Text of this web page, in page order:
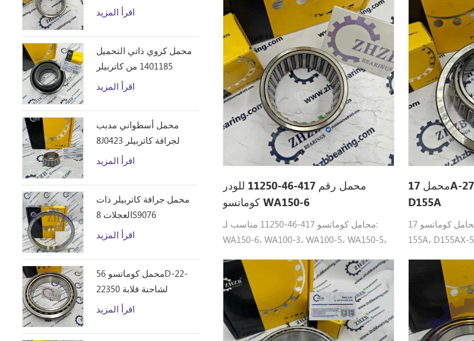
محمل رقم 417-46-11250 للودر
كوماتسو WA150-6
محامل كوماتسو 417-46-11250 مناسب لـ:
WA150-6، WA100-3، WA100-5، WA150-5،
محمل 17A-27-11310 لـ Komatsu
D155A
محامل كوماتسو 17A-27-11310 مناسب لـ: د
155A، D155AX-5
اقرأ المزيد
محمل كروي ذاتي التحميل
1401185 من كاتربيلر
اقرأ المزيد
محمل أسطواني مدبب
8J0423 لجرافة كاتربيلر
D10R
اقرأ المزيد
محمل جرافة كاتربيلر ذات
العجلات 8S9076
اقرأ المزيد
محمل كوماتسو 56D-22-
22350 لشاحنة قلابة
HM250
اقرأ المزيد